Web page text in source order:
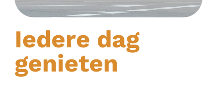
Iedere dag
genieten